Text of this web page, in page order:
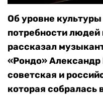
Об уровне
потребности
рассказал
«Рондо»
советская и
которая собралась